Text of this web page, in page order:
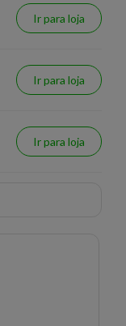
Ir para loja
Ir para loja
Ir para loja